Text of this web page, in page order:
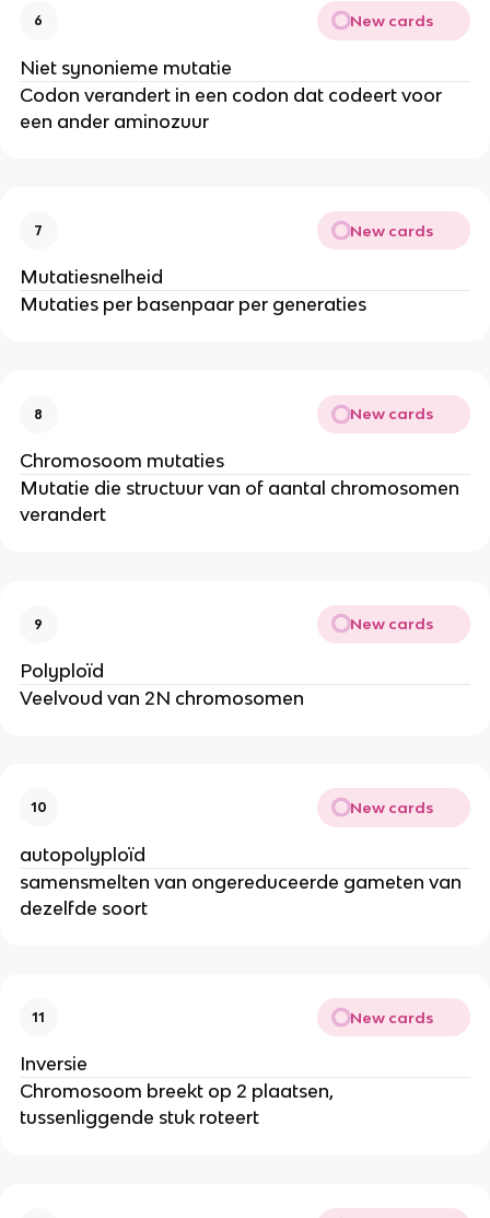
6 New cards
Niet synonieme mutatie
Codon verandert in een codon dat codeert voor
een ander aminozuur
7 New cards
Mutatiesnelheid
Mutaties per basenpaar per generaties
8 New cards
Chromosoom mutaties
Mutatie die structuur van of aantal chromosomen
verandert
9 New cards
Polyploïd
Veelvoud van 2N chromosomen
10 New cards
autopolyploïd
samensmelten van ongereduceerde gameten van
dezelfde soort
11 New cards
Inversie
Chromosoom breekt op 2 plaatsen,
tussenliggende stuk roteert